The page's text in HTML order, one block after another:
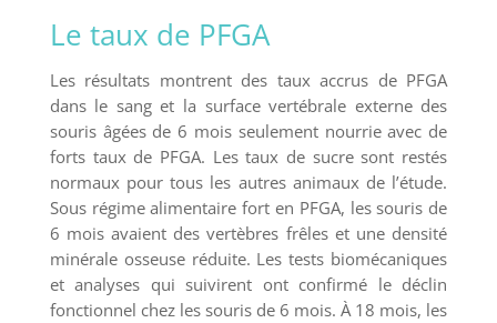
Le taux de PFGA
Les résultats montrent des taux accrus de PFGA
dans le sang et la surface vertébrale externe des
souris âgées de 6 mois seulement nourrie avec de
forts taux de PFGA. Les taux de sucre sont restés
normaux pour tous les autres animaux de l’étude.
Sous régime alimentaire fort en PFGA, les souris de
6 mois avaient des vertèbres frêles et une densité
minérale osseuse réduite. Les tests biomécaniques
et analyses qui suivirent ont confirmé le déclin
fonctionnel chez les souris de 6 mois. À 18 mois, les